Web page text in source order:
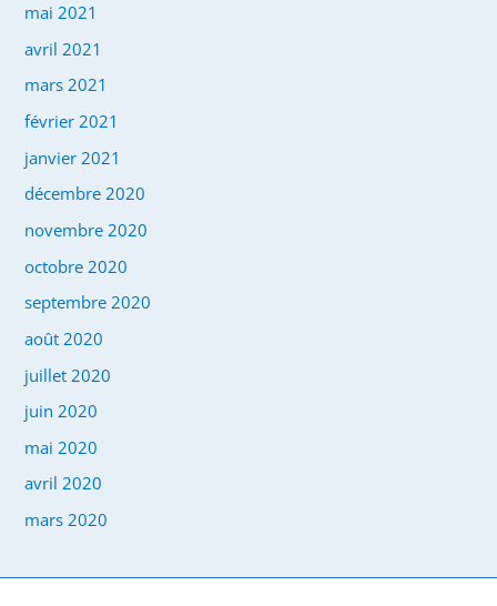
mai 2021
avril 2021
mars 2021
février 2021
janvier 2021
décembre 2020
novembre 2020
octobre 2020
septembre 2020
août 2020
juillet 2020
juin 2020
mai 2020
avril 2020
mars 2020